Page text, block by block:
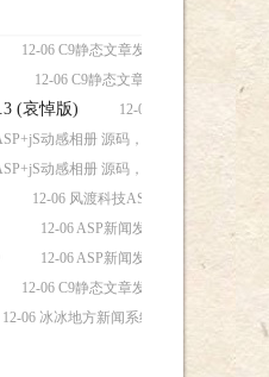
12-06 C9静态文章发布系统 v2.0 源码
12-06 C9静态文章发布系统 v2.0.1
(哀悼版) 12-06 搜索动力
动感相册 源码，ASP+jS动感相册
动感相册 源码，ASP+jS动感相册
12-06 风渡科技ASP网上购物系统 源
12-06 ASP新闻发布系统Ok3w v2.1
12-06 ASP新闻发布系统Ok3w v3.0
12-06 C9静态文章发布系统 v2.2 源码
12-06 冰冰地方新闻系统 v1.0 源码，冰冰